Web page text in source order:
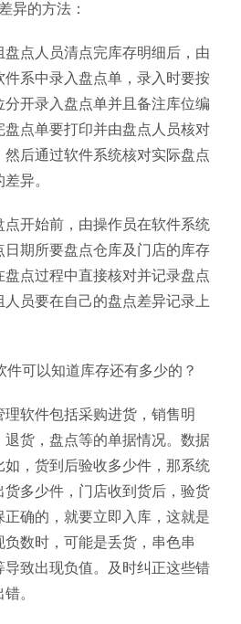
异的方法：
盘点人员清点完库存明细后，由
系中录入盘点单，录入时要按
开录入盘点单并且备注库位编
点单要打印并由盘点人员核对
后通过软件系统核对实际盘点
异。
点开始前，由操作员在软件系统
日期所要盘点仓库及门店的库存
点过程中直接核对并记录盘点
员要在自己的盘点差异记录上
理软件包括采购进货，销售明
货，盘点等的单据情况。数据
，货到后验收多少件，那系统
货多少件，门店收到货后，验货
确的，就要立即入库，这就是
数时，可能是丢货，串色串
致出现负值。及时纠正这些错
。